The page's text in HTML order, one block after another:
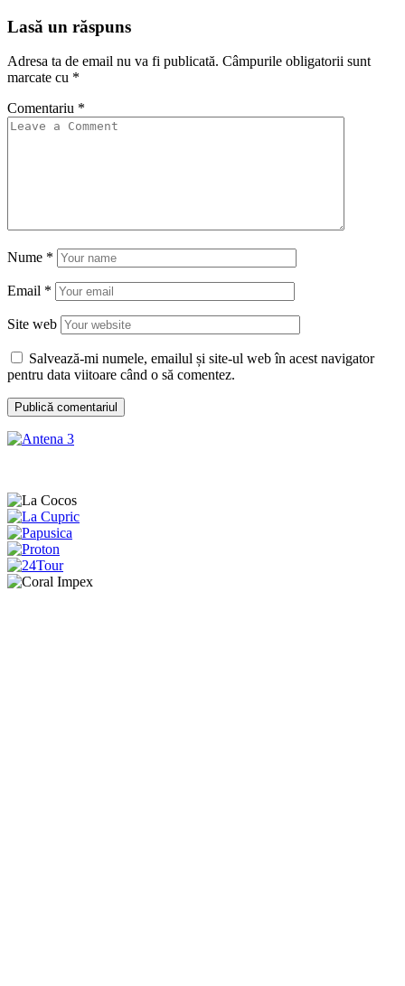
Lasă un răspuns
Adresa ta de email nu va fi publicată. Câmpurile obligatorii sunt
marcate cu *
Comentariu *
Nume *
Email *
Site web
Salvează-mi numele, emailul și site-ul web în acest navigator
pentru data viitoare când o să comentez.